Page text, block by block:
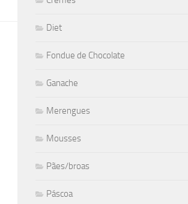
Diet
Fondue de Chocolate
Ganache
Merengues
Mousses
Pães/broas
Páscoa